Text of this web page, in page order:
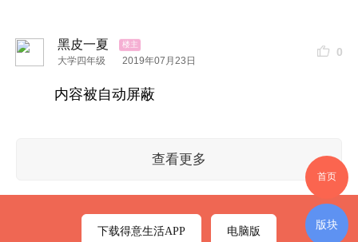
黑皮一夏
大学四年级 2019年07月23日
0
内容被自动屏蔽
查看更多
首页
版块
下载得意生活APP 电脑版